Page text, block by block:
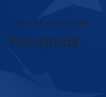
Tweets by omar4judge
Facebook